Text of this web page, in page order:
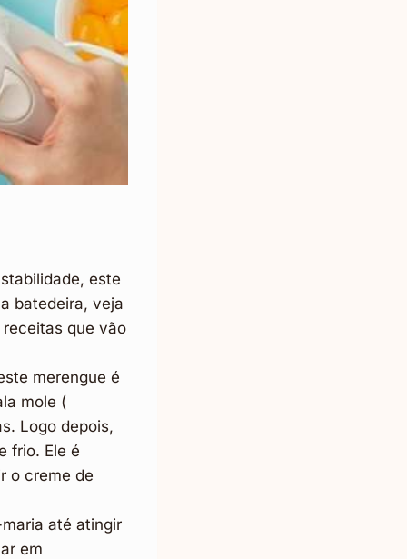
este
batedeira, veja
que vão
merengue é
mole (
Logo depois,
frio. Ele é
o creme de
até atingir
em